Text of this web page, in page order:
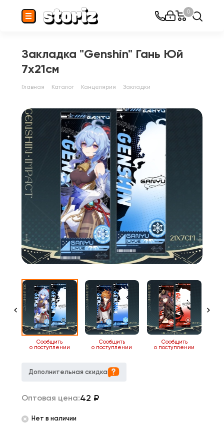
0
Закладка "Genshin" Гань Юй
7х21см
Главная Каталог Канцелярия Закладки
Сообщить
о поступлении
Сообщить
о поступлении
Сообщить
о поступлении
Дополнительная скидка
Оптовая цена:42 ₽
Нет в наличии